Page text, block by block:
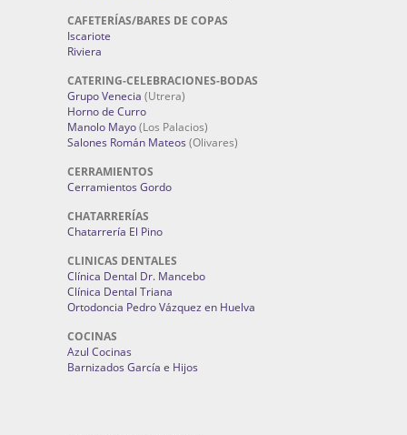
CAFETERÍAS/BARES DE COPAS
Iscariote
Riviera
CATERING-CELEBRACIONES-BODAS
Grupo Venecia (Utrera)
Horno de Curro
Manolo Mayo(Los Palacios)
Salones Román Mateos (Olivares)
CERRAMIENTOS
Cerramientos Gordo
CHATARRERÍAS
Chatarrería El Pino
CLINICAS DENTALES
Clínica Dental Dr. Mancebo
Clínica Dental Triana
Ortodoncia Pedro Vázquez en Huelva
COCINAS
Azul Cocinas
Barnizados García e Hijos